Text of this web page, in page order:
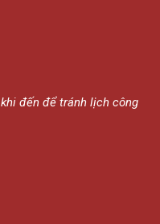
đến để tránh lịch công